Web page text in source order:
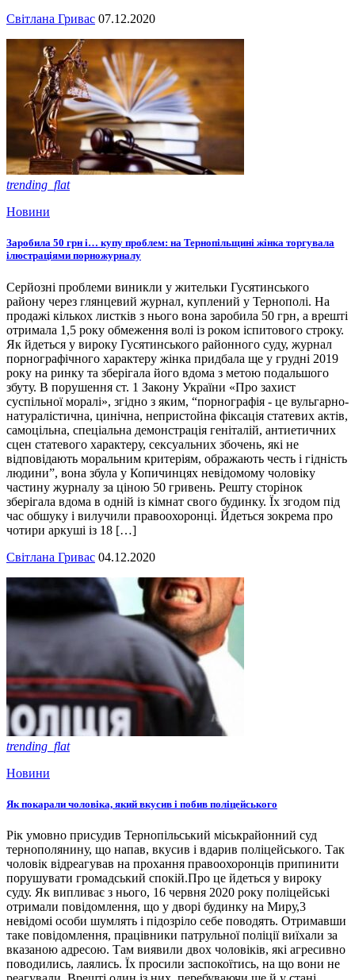
Світлана Гривас 07.12.2020
trending_flat
Новини
Заробила 50 грн і… купу проблем: на Тернопільщині жінка торгувала
ілюстраціями порножурналу
Серйозні проблеми виникли у жительки Гусятинського
району через глянцевий журнал, куплений у Тернополі. На
продажі кількох листків з нього вона заробила 50 грн, а врешті
отримала 1,5 року обмеження волі із роком іспитового строку.
Як йдеться у вироку Гусятинського районного суду, журнал
порнографічного характеру жінка придбала ще у грудні 2019
року на ринку та зберігала його вдома з метою подальшого
збуту. В порушення ст. 1 Закону України «Про захист
суспільної моралі», згідно з яким, “порнографія - це вульгарно-
натуралістична, цинічна, непристойна фіксація статевих актів,
самоцільна, спеціальна демонстрація геніталій, антиетичних
сцен статевого характеру, сексуальних збочень, які не
відповідають моральним критеріям, ображають честь і гідність
людини”, вона збула у Копичинцях невідомому чоловіку
частину журналу за ціною 50 гривень. Решту сторінок
зберігала вдома в одній із кімнат свого будинку. Їх згодом під
час обшуку і вилучили правоохоронці. Йдеться зокрема про
чотири аркуші із 18 […]
Світлана Гривас 04.12.2020
trending_flat
Новини
Як покарали чоловіка, який вкусив і побив поліцейського
Рік умовно присудив Тернопільський міськрайонний суд
тернополянину, що напав, вкусив і вдарив поліцейського. Так
чоловік відреагував на прохання правоохоронців припинити
порушувати громадський спокій.Про це йдеться у вироку
суду. Як випливає з нього, 16 червня 2020 року поліцейські
отримали повідомлення, що у дворі будинку на Миру,3
невідомі особи шумлять і підозріло себе поводять. Отримавши
таке повідомлення, працівники патрульної поліції виїхали за
вказаною адресою. Там виявили двох чоловіків, які агресивно
поводились, лаялись. Їх просили заспокоїтись, на що вони не